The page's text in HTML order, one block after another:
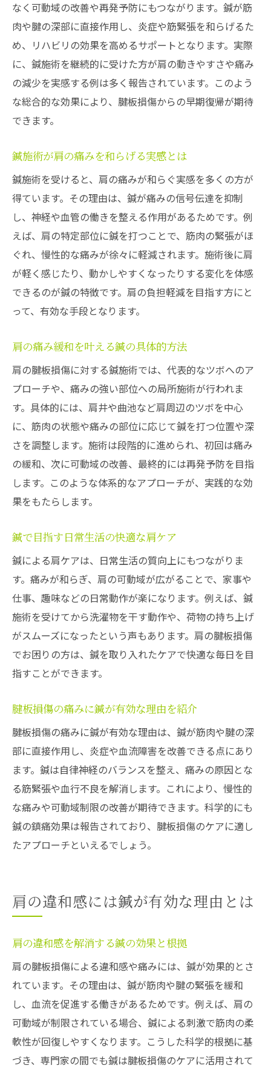
なく可動域の改善や再発予防にもつながります。鍼が筋
肉や腱の深部に直接作用し、炎症や筋緊張を和らげるた
め、リハビリの効果を高めるサポートとなります。実際
に、鍼施術を継続的に受けた方が肩の動きやすさや痛み
の減少を実感する例は多く報告されています。このよう
な総合的な効果により、腱板損傷からの早期復帰が期待
できます。
鍼施術が肩の痛みを和らげる実感とは
鍼施術を受けると、肩の痛みが和らぐ実感を多くの方が
得ています。その理由は、鍼が痛みの信号伝達を抑制
し、神経や血管の働きを整える作用があるためです。例
えば、肩の特定部位に鍼を打つことで、筋肉の緊張がほ
ぐれ、慢性的な痛みが徐々に軽減されます。施術後に肩
が軽く感じたり、動かしやすくなったりする変化を体感
できるのが鍼の特徴です。肩の負担軽減を目指す方にと
って、有効な手段となります。
肩の痛み緩和を叶える鍼の具体的方法
肩の腱板損傷に対する鍼施術では、代表的なツボへのア
プローチや、痛みの強い部位への局所施術が行われま
す。具体的には、肩井や曲池など肩周辺のツボを中心
に、筋肉の状態や痛みの部位に応じて鍼を打つ位置や深
さを調整します。施術は段階的に進められ、初回は痛み
の緩和、次に可動域の改善、最終的には再発予防を目指
します。このような体系的なアプローチが、実践的な効
果をもたらします。
鍼で目指す日常生活の快適な肩ケア
鍼による肩ケアは、日常生活の質向上にもつながりま
す。痛みが和らぎ、肩の可動域が広がることで、家事や
仕事、趣味などの日常動作が楽になります。例えば、鍼
施術を受けてから洗濯物を干す動作や、荷物の持ち上げ
がスムーズになったという声もあります。肩の腱板損傷
でお困りの方は、鍼を取り入れたケアで快適な毎日を目
指すことができます。
腱板損傷の痛みに鍼が有効な理由を紹介
腱板損傷の痛みに鍼が有効な理由は、鍼が筋肉や腱の深
部に直接作用し、炎症や血流障害を改善できる点にあり
ます。鍼は自律神経のバランスを整え、痛みの原因とな
る筋緊張や血行不良を解消します。これにより、慢性的
な痛みや可動域制限の改善が期待できます。科学的にも
鍼の鎮痛効果は報告されており、腱板損傷のケアに適し
たアプローチといえるでしょう。
肩の違和感には鍼が有効な理由とは
肩の違和感を解消する鍼の効果と根拠
肩の腱板損傷による違和感や痛みには、鍼が効果的とさ
れています。その理由は、鍼が筋肉や腱の緊張を緩和
し、血流を促進する働きがあるためです。例えば、肩の
可動域が制限されている場合、鍼による刺激で筋肉の柔
軟性が回復しやすくなります。こうした科学的根拠に基
づき、専門家の間でも鍼は腱板損傷のケアに活用されて